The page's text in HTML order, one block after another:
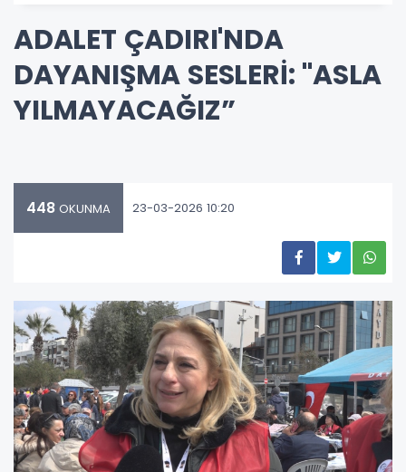
ADALET ÇADIRI'NDA
DAYANIŞMA SESLERİ: "ASLA
YILMAYACAĞIZ”
448 OKUNMA 23-03-2026 10:20